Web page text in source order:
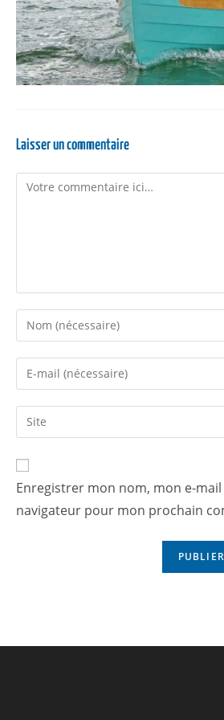
Laisser un commentaire
Enregistrer mon nom, mon e-
navigateur pour mon prochain